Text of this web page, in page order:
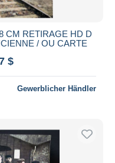
CM RETIRAGE HD D
/ OU CARTE
$
Gewerblicher Händler